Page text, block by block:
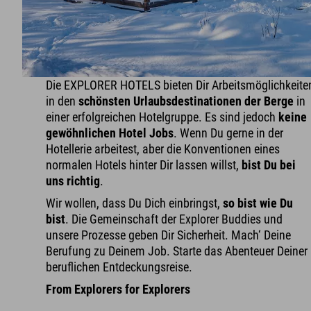
Die EXPLORER HOTELS bieten Dir
in denschönsten Urlaubsdestinationen der Berge in
einer erfolgreichen Hotelgruppe. Es sind jedoch keine
gewöhnlichen Hotel Jobs. Wenn Du gerne in der
Hotellerie arbeitest, aber die Konventionen eines
normalen Hotels hinter Dir lassen willst, bist Du bei
uns richtig.
Wir wollen, dass Du Dich einbringst,so bist wie Du
bist. Die Gemeinschaft der Explorer Buddies und
unsere Prozesse geben Dir Sicherheit. Mach‘ Deine
Berufung zu Deinem Job. Starte das Abenteuer Deiner
beruflichen Entdeckungsreise.
From Explorers for Explorers